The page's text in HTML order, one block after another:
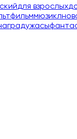
для взрослых
мюзикл
ужасы